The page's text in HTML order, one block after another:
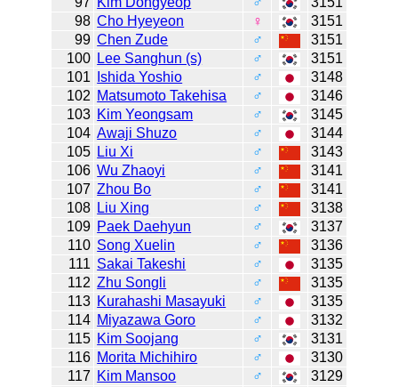
98 Cho Hyeyeon ♀
3151
99 Chen Zude ♂
3151
100 Lee Sanghun (s) ♂
3151
101
Ishida Yoshio ♂
3148
102 Matsumoto Takehisa ♂
3146
103 Kim Yeongsam ♂
3145
104 Awaji Shuzo ♂
3144
105 Liu Xi ♂
3143
106 Wu Zhaoyi ♂
3141
107 Zhou Bo ♂
3141
108 Liu Xing ♂
3138
109 Paek Daehyun ♂
3137
110 Song Xuelin ♂
3136
111 Sakai Takeshi ♂
3135
112 Zhu Songli ♂
3135
113 Kurahashi Masayuki ♂
3135
114 Miyazawa Goro ♂
3132
115 Kim Soojang ♂
3131
116 Morita Michihiro ♂
3130
117 Kim Mansoo ♂ 3129